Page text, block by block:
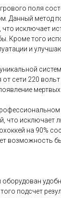
поля
Данный метод
исключает
Кроме того
и
сети 220 вольт
что исключает
на 90%
возможность
оборудован
подсчет